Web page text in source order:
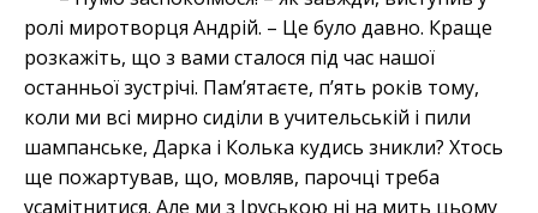
ролі миротворця Андрій. – Це було давно. Краще
розкажіть, що з вами сталося під час нашої
останньої зустрічі. Пам’ятаєте, п’ять років тому,
коли ми всі мирно сиділи в учительській і пили
шампанське, Дарка і Колька кудись зникли? Хтось
ще пожартував, що, мовляв, парочці треба
усамітнитися. Але ми з Іруською ні на мить цьому